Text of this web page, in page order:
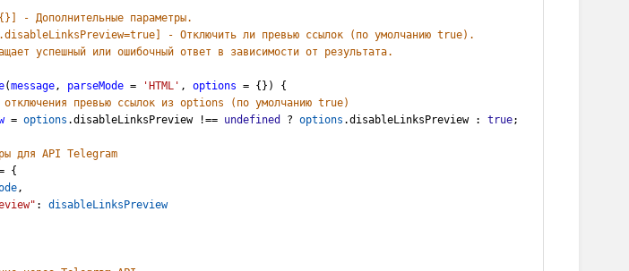
- Дополнительные параметры.
- Отключить ли превью ссылок (по умолчанию true).
успешный или ошибочный ответ в зависимости от результата.
(message, parseMode = 'HTML' , options = {}) {
превью ссылок из options (по умолчанию true)
= options .disableLinksPreview !== undefined ? options .disableLinksPreview : true;
для API Telegram
{
,
: disableLinksPreview